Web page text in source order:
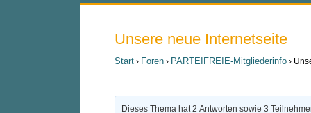
Unsere neue Internetseite
Start › Foren › PARTEIFREIE-Mitgliederinfo ›
Dieses Thema hat 2 Antworten sowie 3